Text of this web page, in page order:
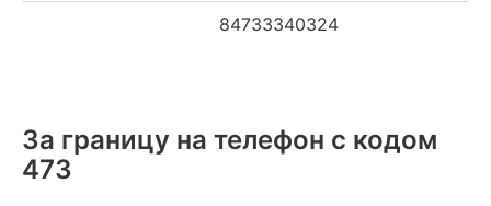
84733340324
За границу на телефон c кодом
473